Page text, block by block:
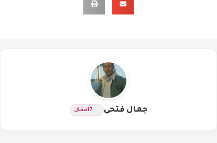
جمال فتحى 17مقال